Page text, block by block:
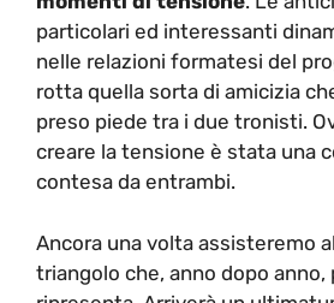
particolari ed interessanti
nelle relazioni formatesi del
rotta quella sorta di amicizia
preso piede tra i due tronisti.
creare la tensione è stata una
contesa da entrambi.
Ancora una volta assisteremo
triangolo che, anno dopo